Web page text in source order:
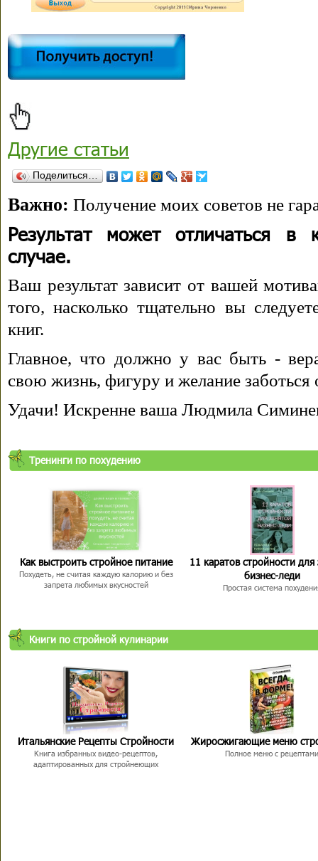
Другие статьи
Поделиться…
Важно: Получение моих советов не
Результат может отличаться в
случае.
Ваш результат зависит от вашей
того, насколько тщательно вы
книг.
Главное, что должно у вас быть -
свою жизнь, фигуру и желание заботься
Удачи! Искренне ваша Людмила
Тренинги по похудению
Как выстроить стройное питание
Похудеть, не считая каждую калорию и без
запрета любимых вкусностей
11 каратов стройности для
бизнес-леди
Простая система
Книги по стройной кулинарии
Итальянские Рецепты Стройности
Книга избранных видео-рецептов,
адаптированных для стройнеющих
Жиросжигающие меню
Полное меню с рецептами